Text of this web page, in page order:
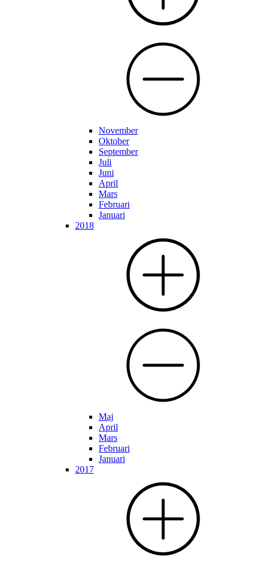
November
Oktober
September
Juli
Juni
April
Mars
Februari
Januari
2018
Maj
April
Mars
Februari
Januari
2017